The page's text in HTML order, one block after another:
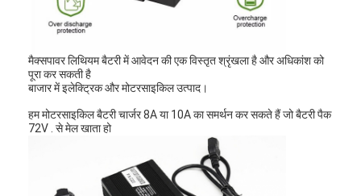
लिथियम LiFePO4 बैटरी
लिथियम आयन रिचार्जेबल बैटरी
मैक्सपावर लिथियम बैटरी में आवेदन की एक विस्तृत श्रृंखला है और अधिकांश को
पूरा कर सकती है
बाजार में इलेक्ट्रिक और मोटरसाइकिल उत्पाद।
हम मोटरसाइकिल बैटरी चार्जर 8A या 10A का समर्थन कर सकते हैं जो बैटरी पैक
72V . से मेल खाता हो